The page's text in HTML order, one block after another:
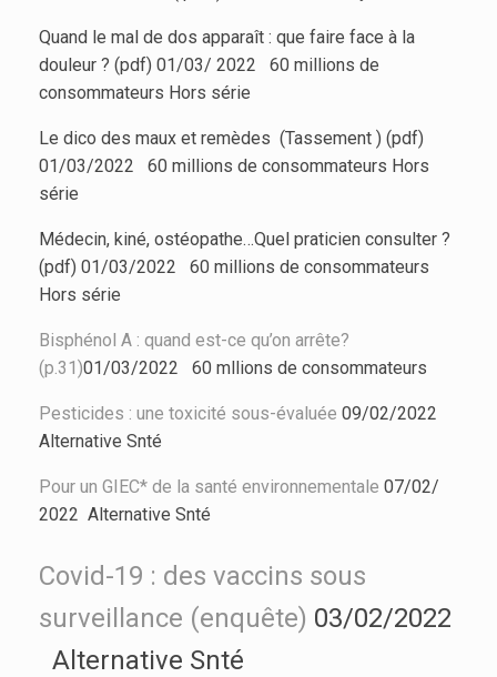
Quand le mal de dos apparaît : que faire face à la
douleur ? (pdf) 01/03/ 2022 60 millions de
consommateurs Hors série
Le dico des maux et remèdes (Tassement ) (pdf)
01/03/2022 60 millions de consommateurs Hors
série
Médecin, kiné, ostéopathe…Quel praticien consulter ?
(pdf) 01/03/2022 60 millions de consommateurs
Hors série
Bisphénol A : quand est-ce qu’on arrête?
(p.31)01/03/2022 60 mllions de consommateurs
Pesticides : une toxicité sous-évaluée 09/02/2022
Alternative Snté
Pour un GIEC* de la santé environnementale 07/02/
2022 Alternative Snté
Covid-19 : des vaccins sous
surveillance (enquête) 03/02/2022
Alternative Snté